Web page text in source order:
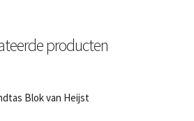
producten